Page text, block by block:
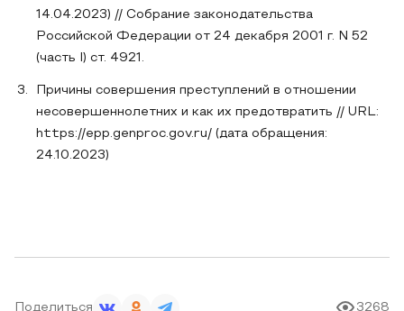
14.04.2023) // Собрание законодательства
Российской Федерации от 24 декабря 2001 г. N 52
(часть I) ст. 4921.
Причины совершения преступлений в отношении
несовершеннолетних и как их предотвратить // URL:
https://epp.genproc.gov.ru/ (дата обращения:
24.10.2023)
Поделиться 3268